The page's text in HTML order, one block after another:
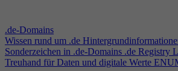
.de-Domains
Wissen rund um .de
Sonderzeichen in .de-Domains .de Registry
Treuhand für Daten und digitale Werte